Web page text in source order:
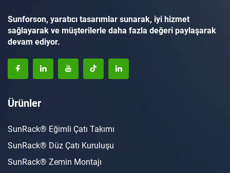
Sunforson, yaratıcı tasarımlar sunarak, iyi hizmet
sağlayarak ve müşterilerle daha fazla değeri paylaşarak
devam ediyor.
Ürünler
SunRack® Eğimli Çatı Takımı
SunRack® Düz Çatı Kuruluşu
SunRack® Zemin Montajı